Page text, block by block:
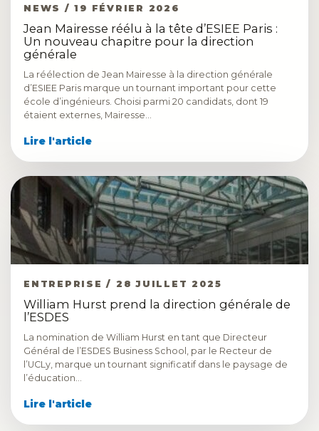
NEWS / 19 FÉVRIER 2026
Jean Mairesse réélu à la tête d’ESIEE Paris :
Un nouveau chapitre pour la direction
générale
La réélection de Jean Mairesse à la direction générale
d’ESIEE Paris marque un tournant important pour cette
école d’ingénieurs. Choisi parmi 20 candidats, dont 19
étaient externes, Mairesse…
Lire l'article
ENTREPRISE / 28 JUILLET 2025
William Hurst prend la direction générale de
l’ESDES
La nomination de William Hurst en tant que Directeur
Général de l’ESDES Business School, par le Recteur de
l’UCLy, marque un tournant significatif dans le paysage de
l’éducation…
Lire l'article